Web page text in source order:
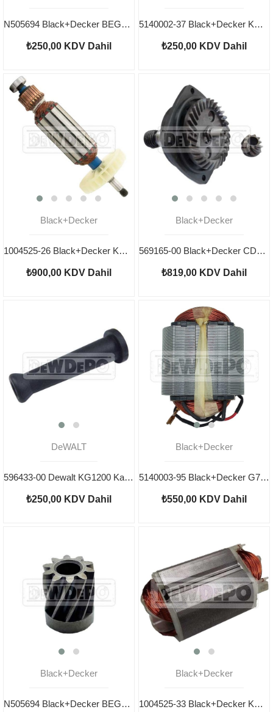
N505694 Black+Decker BEG120 Pinyon
₺250,00 KDV Dahil
5140002-37 Black+Decker KG8215 Kömür Yuvası
₺250,00 KDV Dahil
Black+Decker
1004525-26 Black+Decker KG750 Endüvi
₺900,00 KDV Dahil
Black+Decker
569165-00 Black+Decker CD115 Dişli Seti
₺819,00 KDV Dahil
DeWALT
596433-00 Dewalt KG1200 Kablo Koruyucu
₺250,00 KDV Dahil
Black+Decker
5140003-95 Black+Decker G720 Yastık
₺550,00 KDV Dahil
Black+Decker
N505694 Black+Decker BEG220 Pinyon
Black+Decker
1004525-33 Black+Decker KG750 Yastık